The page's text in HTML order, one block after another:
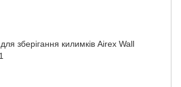
зберігання килимків Airex Wall